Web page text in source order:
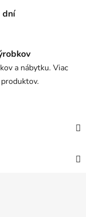
dní
a nábytku. Viac